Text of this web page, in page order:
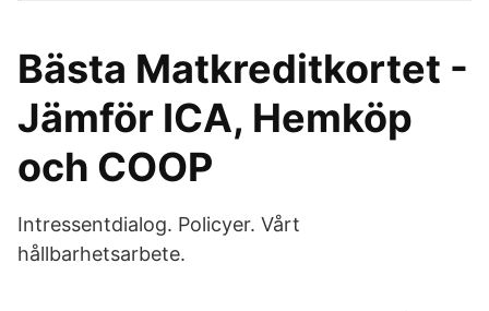
Bästa Matkreditkortet -
Jämför ICA, Hemköp
och COOP
Intressentdialog. Policyer. Vårt
hållbarhetsarbete.